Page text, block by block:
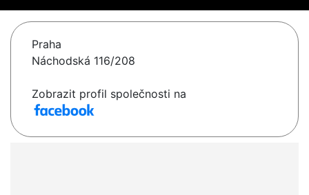
Praha
Náchodská 116/208
Zobrazit profil společnosti na